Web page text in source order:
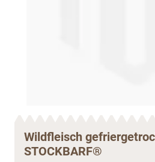
Wildfleisch
STOCKBARF®